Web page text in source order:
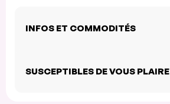
INFOS ET COMMODITÉS
SUSCEPTIBLES DE VOUS PLAIRE